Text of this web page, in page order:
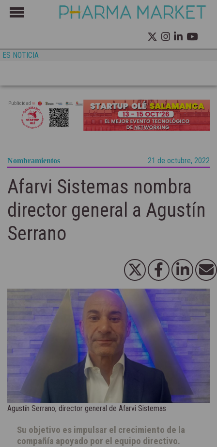
ES NOTICIA
Publicidad
Nombramientos 21 de octubre, 2022
Afarvi Sistemas nombra
director general a Agustín
Serrano
Agustín Serrano, director general de Afarvi Sistemas
Su objetivo es impulsar el crecimiento de la
compañía apoyado por el equipo directivo.